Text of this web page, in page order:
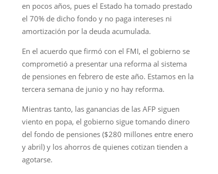
en pocos años, pues el Estado ha tomado prestado
el 70% de dicho fondo y no paga intereses ni
amortización por la deuda acumulada.
En el acuerdo que firmó con el FMI, el gobierno se
comprometió a presentar una reforma al sistema
de pensiones en febrero de este año. Estamos en la
tercera semana de junio y no hay reforma.
Mientras tanto, las ganancias de las AFP siguen
viento en popa, el gobierno sigue tomando dinero
del fondo de pensiones ($280 millones entre enero
y abril) y los ahorros de quienes cotizan tienden a
agotarse.